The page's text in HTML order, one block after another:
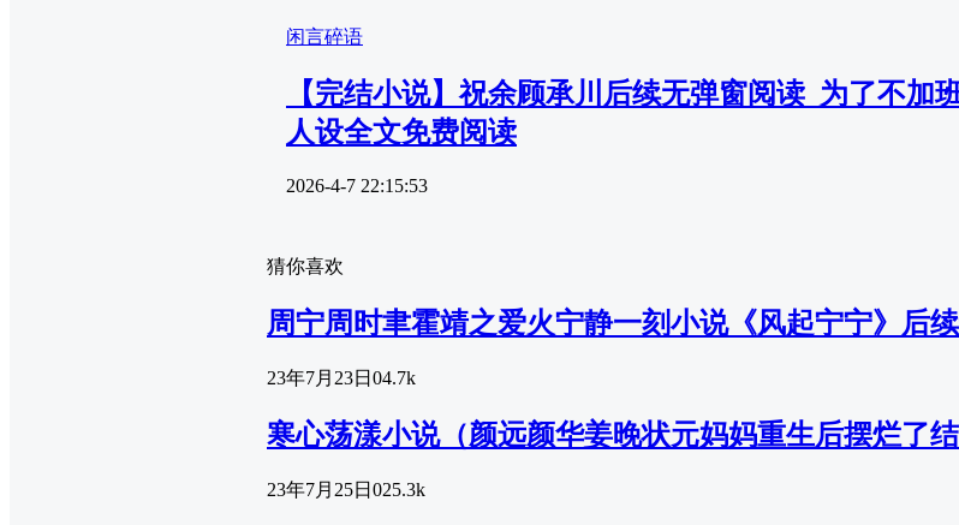
闲言碎语
【完结小说】祝余顾承川后续无弹窗阅读_为了不加
人设全文免费阅读
2026-4-7 22:15:53
猜你喜欢
周宁周时聿霍靖之爱火宁静一刻小说《风起宁宁》后
23年7月23日 04.7k
寒心荡漾小说（颜远颜华姜晚状元妈妈重生后摆烂了结
23年7月25日 025.3k